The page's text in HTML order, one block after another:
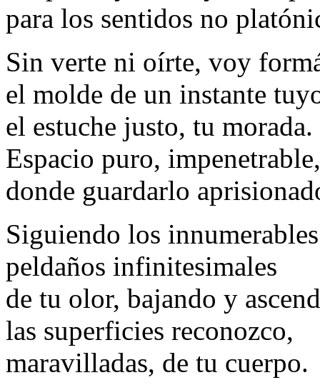
para los sentidos no
Sin verte ni oírte, voy
el molde de un instante
el estuche justo, tu morada.
Espacio puro, impenetrable,
donde guardarlo
Siguiendo los innumerables
peldaños infinitesimales
de tu olor, bajando y
las superficies reconozco,
maravilladas, de tu cuerpo.